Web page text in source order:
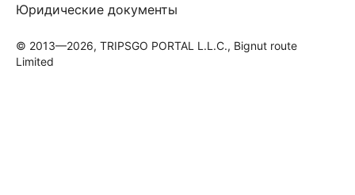
Юридические документы
© 2013—2026, TRIPSGO PORTAL L.L.C., Bignut route
Limited